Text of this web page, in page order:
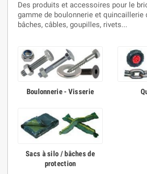
Des produits et accessoires pour le
gamme de boulonnerie et quincaillerie
bâches, câbles, goupilles, rivets...
Boulonnerie - Visserie
Sacs à silo / bâches de
protection